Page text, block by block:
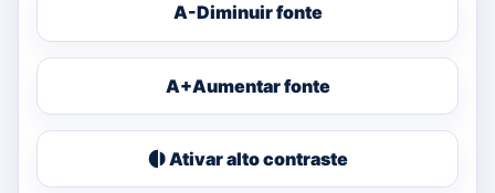
A-Diminuir fonte
A+Aumentar fonte
Ativar alto contraste